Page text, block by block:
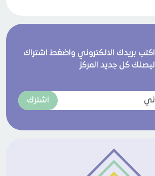
اكتب بريدك الالكتروني واضغط اشتراك
ليصلك كل جديد المركز
اشترك